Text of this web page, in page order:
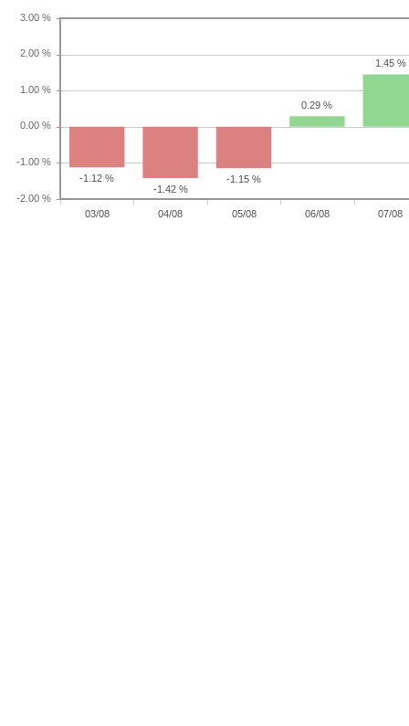
03/08 04/08 05/08 06/08 07/08
1.45 %
0.29 %
-1.15 %
-1.42 %
-1.12 %